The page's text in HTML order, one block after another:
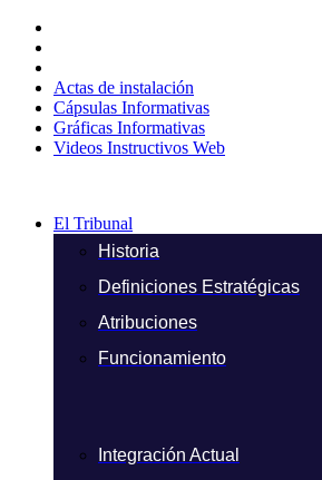
contenido
Actas de instalación
Cápsulas Informativas
Gráficas Informativas
Videos Instructivos Web
El Tribunal
Historia
Definiciones Estratégicas
Atribuciones
Funcionamiento
Integración Actual